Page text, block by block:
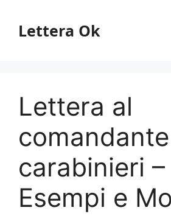
contenuto
Lettera Ok
Lettera al
carabinieri –
Esempi e